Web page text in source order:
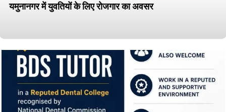
यमुनानगर में युवतियों के लिए रोजगार का अवसर